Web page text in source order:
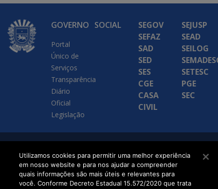
GOVERNO
Portal
Único de
Serviços
Transparência
Diário
Oficial
Legislação
SOCIAL
SEGOV
SEFAZ
SAD
SED
SES
CGE
CASA
CIVIL
SEJUSP
SEAD
SEILOG
SETESC
PGE
SEC
SETDIG | Secretaria-
Executiva de
Transformação Digital
Utilizamos cookies para permitir uma melhor experiência
em nosso website e para nos ajudar a compreender
quais informações são mais úteis e relevantes para
você. Conforme Decreto Estadual 15.572/2020 que trata